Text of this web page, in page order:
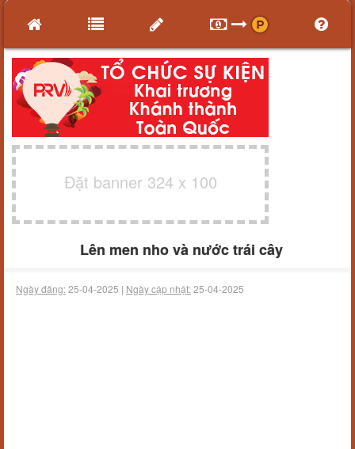
Đặt banner 324 x 100
Lên men nho và nước trái cây
Ngày đăng:25-04-2025 | Ngày cập nhật:25-04-2025